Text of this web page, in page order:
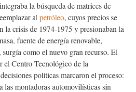
la búsqueda de matrices de
al petróleo, cuyos precios se
la crisis de 1974-1975 y presionaban la
fuente de energía renovable,
como el nuevo gran recurso. El
el Centro Tecnológico de la
políticas marcaron el proceso:
las montadoras automovilísticas sin